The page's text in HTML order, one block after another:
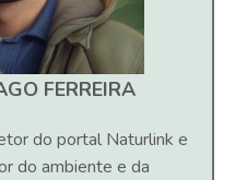
FERREIRA
do portal Naturlink e
do ambiente e da